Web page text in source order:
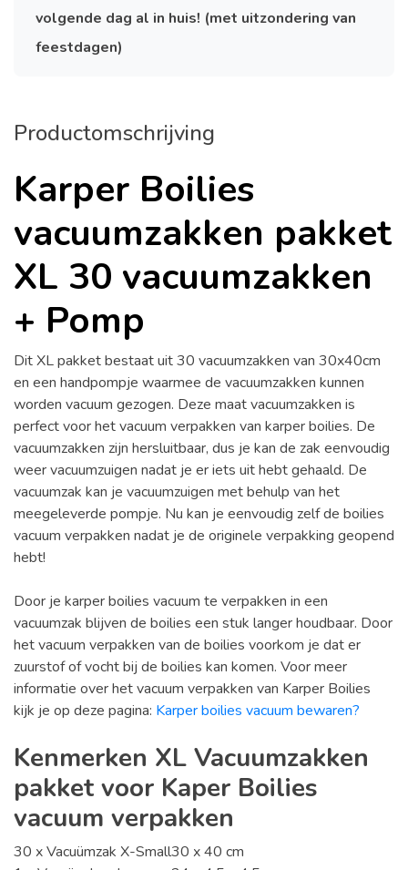
volgende dag al in huis! (met uitzondering van
feestdagen)
Productomschrijving
Karper Boilies
vacuumzakken pakket
XL 30 vacuumzakken
+ Pomp
Dit XL pakket bestaat uit 30 vacuumzakken van 30x40cm
en een handpompje waarmee de vacuumzakken kunnen
worden vacuum gezogen. Deze maat vacuumzakken is
perfect voor het vacuum verpakken van karper boilies. De
vacuumzakken zijn hersluitbaar, dus je kan de zak eenvoudig
weer vacuumzuigen nadat je er iets uit hebt gehaald. De
vacuumzak kan je vacuumzuigen met behulp van het
meegeleverde pompje. Nu kan je eenvoudig zelf de boilies
vacuum verpakken nadat je de originele verpakking geopend
hebt!
Door je karper boilies vacuum te verpakken in een
vacuumzak blijven de boilies een stuk langer houdbaar. Door
het vacuum verpakken van de boilies voorkom je dat er
zuurstof of vocht bij de boilies kan komen. Voor meer
informatie over het vacuum verpakken van Karper Boilies
kijk je op deze pagina: Karper boilies vacuum bewaren?
Kenmerken XL Vacuumzakken
pakket voor Kaper Boilies
vacuum verpakken
30 x Vacuümzak X-Small30 x 40 cm